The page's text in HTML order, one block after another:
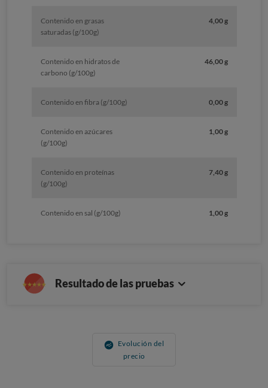
Contenido en grasas
saturadas (g/100g)
4,00 g
Contenido en hidratos de
carbono (g/100g)
46,00 g
Contenido en fibra (g/100g) 0,00 g
Contenido en azúcares
(g/100g)
1,00 g
Contenido en proteínas
(g/100g)
7,40 g
Contenido en sal (g/100g) 1,00 g
Resultado de las pruebas
Evolución del
precio